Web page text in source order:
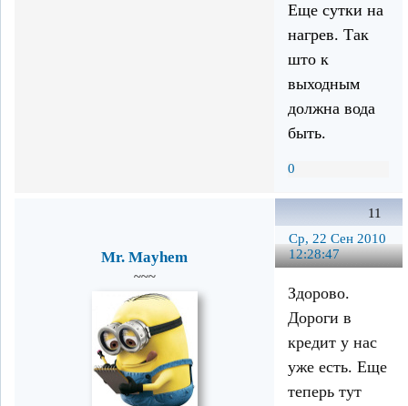
Еще сутки на
нагрев. Так
што к
выходным
должна вода
быть.
0
11
Ср, 22 Сен 2010
12:28:47
Mr. Mayhem
~~~
Здорово.
Дороги в
кредит у нас
уже есть. Еще
теперь тут